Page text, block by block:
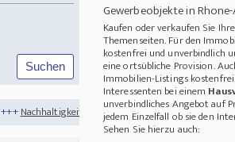
+++Nachhaltig gärtnern - pflegeleichte Gärten, die
Gewerbeobjekte in
Kaufen oder verkaufen Sie Ihre
Themenseiten. Für den
kostenfrei und unverbindlich
eine ortsübliche Provision.
Immobilien-Listings
Interessenten bei einem
unverbindliches Angebot auf
jedem Einzelfall ob sie den
Sehen Sie hierzu auch: